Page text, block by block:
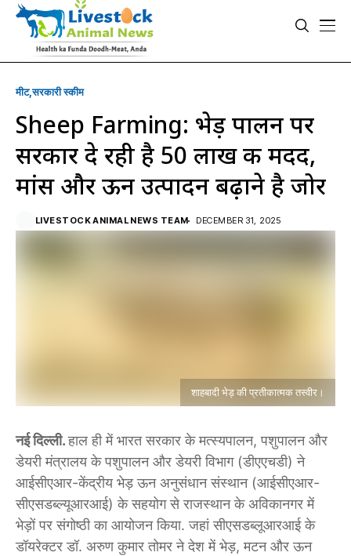
मीट सरकारी स्की‍म
Sheep Farming: भेड़ पालन पर
सरकार दे रही है 50 लाख की मदद,
मांस और ऊन उत्पादन बढ़ाने है जोर
LIVESTOCK ANIMAL NEWS TEAM DECEMBER 31, 2025
शाहबादी भेड़ की प्रतीकात्मक तस्वीर।
नई दिल्ली.हाल ही में भारत सरकार के मत्स्यपालन, पशुपालन और
डेयरी मंत्रालय के पशुपालन और डेयरी विभाग (डीएएचडी) ने
आईसीएआर-केंद्रीय भेड़ ऊन अनुसंधान संस्थान (आईसीएआर-
सीएसडब्ल्यूआरआई) के सहयोग से राजस्थान के अविकानगर में
भेड़ों पर संगोष्ठी का आयोजन किया. जहां सीएसडब्लूआरआई के
डॉयरेक्टर डॉ. अरुण कुमार तोमर ने देश में भेड़, मटन और ऊन